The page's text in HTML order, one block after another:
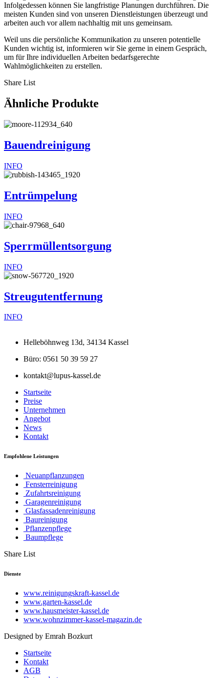
Infolgedessen können Sie langfristige Planungen durchführen. Die
meisten Kunden sind von unseren Dienstleistungen überzeugt und
arbeiten auch vor allem nachhaltig mit uns gemeinsam.
Weil uns die persönliche Kommunikation zu unseren potentielle
Kunden wichtig ist, informieren wir Sie gerne in einem Gespräch,
um für Ihre individuellen Arbeiten bedarfsgerechte
Wahlmöglichkeiten zu erstellen.
Share List
Ähnliche Produkte
Bauendreinigung
INFO
Entrümpelung
INFO
Sperrmüllentsorgung
INFO
Streugutentfernung
INFO
Helleböhnweg 13d, 34134 Kassel
Büro: 0561 50 39 59 27
kontakt@lupus-kassel.de
Startseite
Preise
Unternehmen
Angebot
News
Kontakt
Empfohlene Leistungen
Neuanpflanzungen
Fensterreinigung
Zufahrtsreinigung
Garagenreinigung
Glasfassadenreinigung
Baureinigung
Pflanzenpflege
Baumpflege
Share List
Dienste
www.reinigungskraft-kassel.de
www.garten-kassel.de
www.hausmeister-kassel.de
www.wohnzimmer-kassel-magazin.de
Designed by Emrah Bozkurt
Startseite
Kontakt
AGB